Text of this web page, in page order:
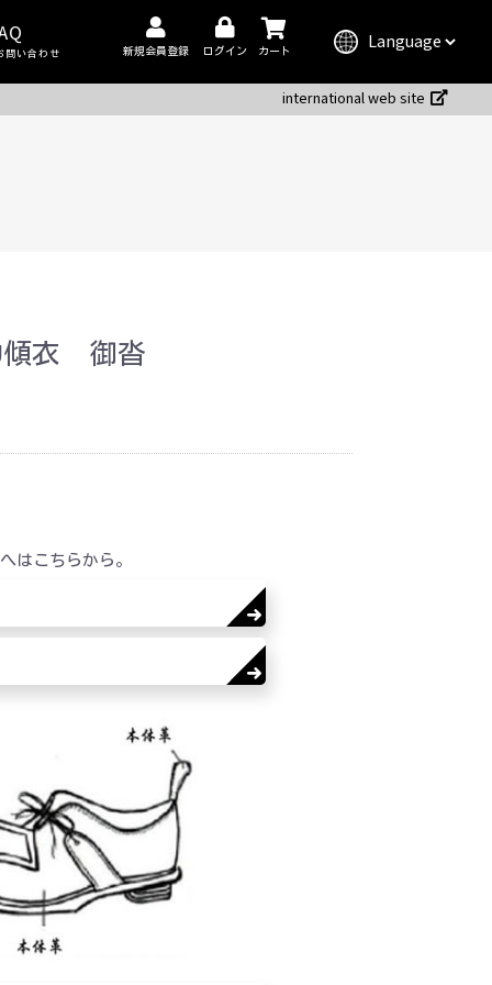
問い合わせ 新規会員登録 ログイン カート
international web site
傾衣 御沓
はこちらから。